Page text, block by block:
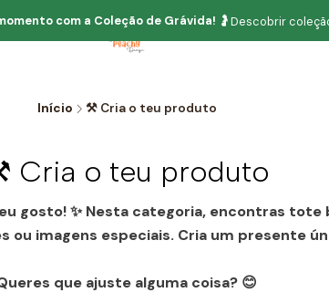
com a Coleção de Grávida! 🤰Descobrir
Início ⚒️ Cria o teu produto
Cria o teu produto
gosto! ✨ Nesta categoria, encontras
ou imagens especiais. Cria um presente
que ajuste alguma coisa? 😊